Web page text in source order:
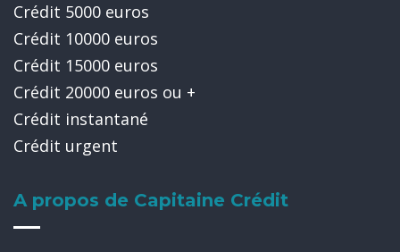
Crédit 5000 euros
Crédit 10000 euros
Crédit 15000 euros
Crédit 20000 euros ou +
Crédit instantané
Crédit urgent
A propos de Capitaine Crédit